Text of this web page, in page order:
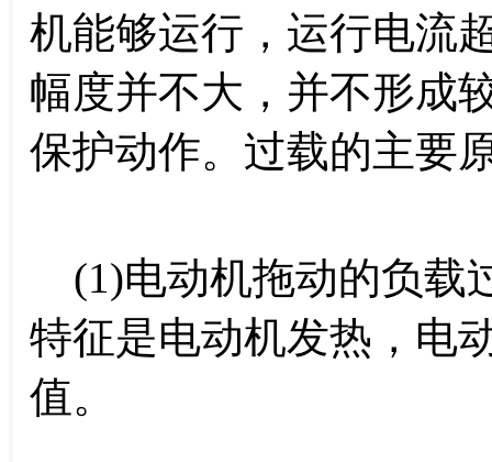
机能够运行，运行电流
幅度并不大，并不形成
保护动作。过载的主要
(1)电动机拖动的负载
特征是电动机发热，电
值。